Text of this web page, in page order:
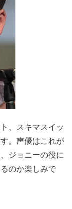
、スキマスイッ
。声優はこれが
ジョニーの役に
のか楽しみで